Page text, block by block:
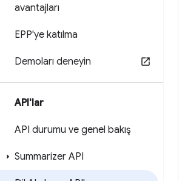
avantajları
EPP'ye katılma
Demoları deneyin
API'lar
API durumu ve genel bakış
Summarizer API